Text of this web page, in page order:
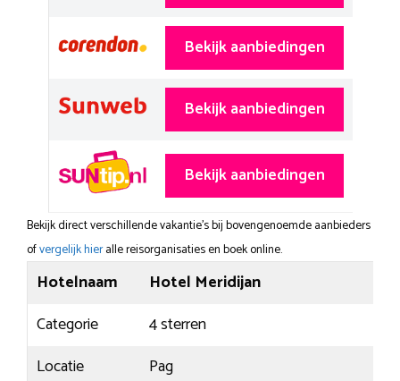
Bekijk aanbiedingen
Bekijk aanbiedingen
Bekijk aanbiedingen
Bekijk direct verschillende vakantie's bij bovengenoemde aanbieders
ofvergelijk hieralle reisorganisaties en boek online.
Hotelnaam
Hotel Meridijan
Categorie
4 sterren
Locatie
Pag